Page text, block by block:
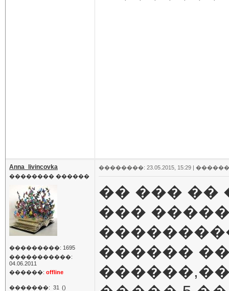
Anna_livincovka
�������� ������
���������: 1695
�����������:
04.06.2011
������: offline
�������: 31 ()
��������: 23.05.2015, 15:29 |
�� ��� ��
���
������